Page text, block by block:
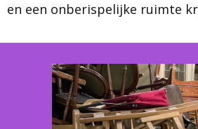
en een onberispelijke ruimte